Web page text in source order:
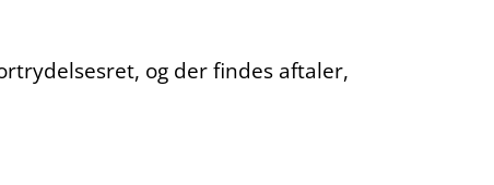
og der findes aftaler,